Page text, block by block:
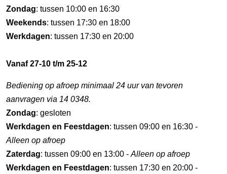
Zondag: tussen 10:00 en 16:30
Weekends: tussen 17:30 en 18:00
Werkdagen: tussen 17:30 en 20:00
Vanaf 27-10 t/m 25-12
Bediening op afroep minimaal 24 uur van tevoren
aanvragen via 14 0348.
Zondag: gesloten
Werkdagen en Feestdagen: tussen 09:00 en 16:30 -
Alleen op afroep
Zaterdag: tussen 09:00 en 13:00 - Alleen op afroep
Werkdagen en Feestdagen: tussen 17:30 en 20:00 -